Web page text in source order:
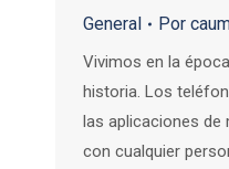
General Por
Vivimos en la
historia. Los
las aplicaciones
con cualquier